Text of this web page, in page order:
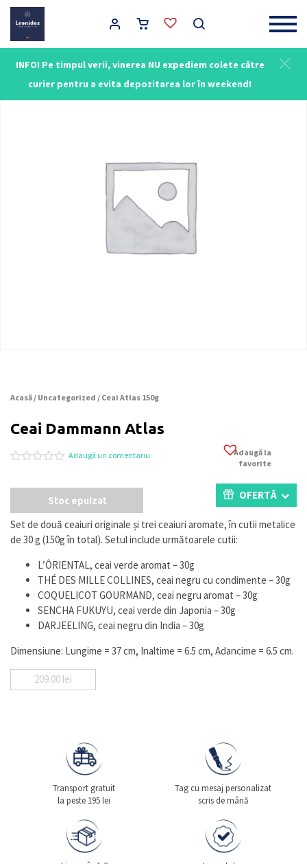
INFO! Pe timpul verii, vinerea NU expediem colete către
curier pentru a evita depozitarea lor în weekend!
Main Navigation
Acasă/ Uncategorized / Ceai Atlas 150g
Ceai Dammann Atlas
0
5
pe
a
clienți
Adaugă un comentariu
Adaugă la
favorite
Stoc epuizat OFERTĂ
Set de două ceaiuri originale și trei ceaiuri aromate, în cutii metalice
de 30 g (150g în total). Setul include următoarele cutii:
L’ÔRIENTAL, ceai verde aromat – 30g
THÉ DES MILLE COLLINES, ceai negru cu condimente – 30g
COQUELICOT GOURMAND, ceai negru aromat – 30g
SENCHA FUKUYU, ceai verde din Japonia – 30g
DARJEELING, ceai negru din India – 30g
Dimensiune: Lungime = 37 cm, Inaltime = 6.5 cm, Adancime = 6.5 cm.
209.00 lei
Transport gratuit
la peste 195 lei
Tag cu mesaj personalizat
scris de mână